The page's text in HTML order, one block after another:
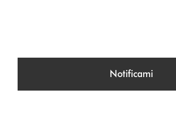
Notificami